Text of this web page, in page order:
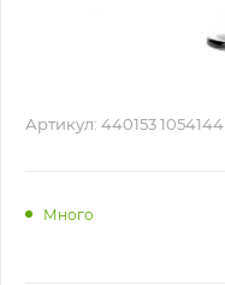
Артикул: 440153 1054144
Много